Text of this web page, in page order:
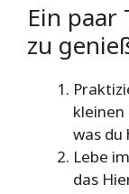
Ein paar
zu
kleinen
was du
Lebe
das